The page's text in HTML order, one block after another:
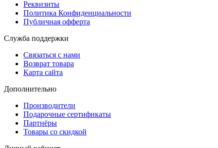
Реквизиты
Политика Конфиденциальности
Публичная офферта
Служба поддержки
Связаться с нами
Возврат товара
Карта сайта
Дополнительно
Производители
Подарочные сертификаты
Партнёры
Товары со скидкой